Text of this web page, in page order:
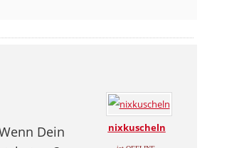
nixkuscheln
Dein